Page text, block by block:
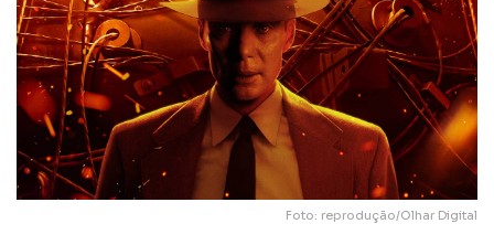
Foto: reprodução/Olhar Digital